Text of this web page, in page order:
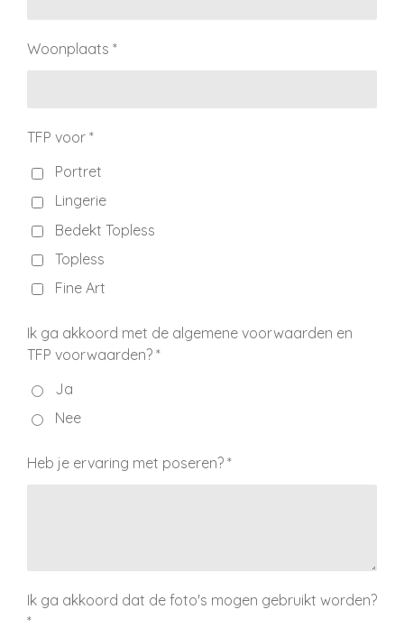
Woonplaats *
TFP voor *
Portret
Lingerie
Bedekt Topless
Topless
Fine Art
Ik ga akkoord met de algemene voorwaarden en
TFP voorwaarden? *
Ja
Nee
Heb je ervaring met poseren? *
Ik ga akkoord dat de foto's mogen gebruikt worden?
*